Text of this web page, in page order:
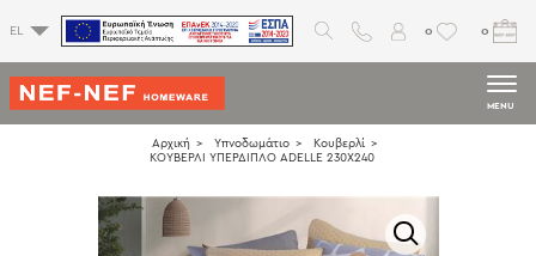
EL 0 0
MENU
Αρχική Υπνοδωμάτιο
Κουβερλί
ΚΟΥΒΕΡΛΙ ΥΠΕΡΔΙΠΛΟ ADELLE 230X240